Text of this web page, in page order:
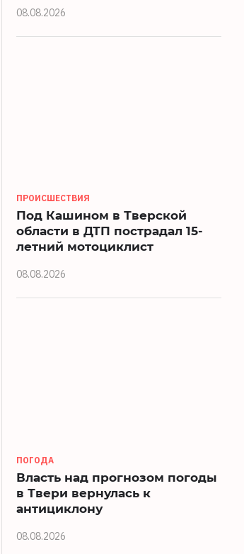
08.08.2026
ПРОИСШЕСТВИЯ
Под Кашином в Тверской
области в ДТП пострадал 15-
летний мотоциклист
08.08.2026
ПОГОДА
Власть над прогнозом погоды
в Твери вернулась к
антициклону
08.08.2026